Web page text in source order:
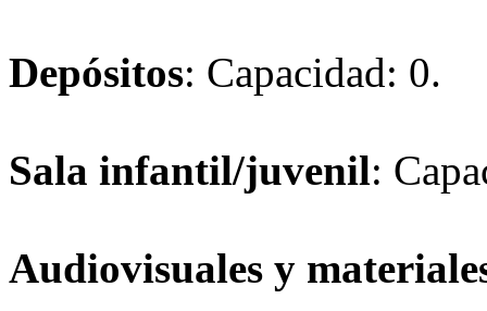
Depósitos: Capacidad: 0.
Sala infantil/juvenil:
Audiovisuales y